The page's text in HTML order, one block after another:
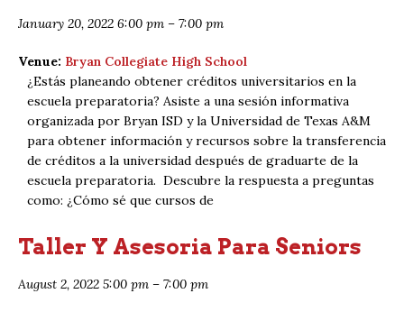
January 20, 2022 6:00 pm – 7:00 pm
Venue: Bryan Collegiate High School
¿Estás planeando obtener créditos universitarios en la
escuela preparatoria? Asiste a una sesión informativa
organizada por Bryan ISD y la Universidad de Texas A&M
para obtener información y recursos sobre la transferencia
de créditos a la universidad después de graduarte de la
escuela preparatoria. Descubre la respuesta a preguntas
como: ¿Cómo sé que cursos de
Taller Y Asesoria Para Seniors
August 2, 2022 5:00 pm – 7:00 pm